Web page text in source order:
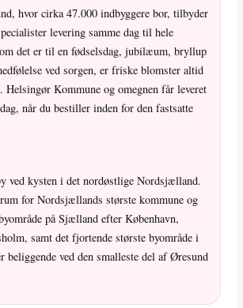
hvor cirka 47.000 indbyggere bor, tilbyder
levering samme dag til hele
det er til en fødselsdag, jubilæum, bryllup
ved sorgen, er friske blomster altid
Helsingør Kommune og omegnen får leveret
når du bestiller inden for den fastsatte
ved kysten i det nordøstlige Nordsjælland.
for Nordsjællands største kommune og
på Sjælland efter København,
samt det fjortende største byområde i
beliggende ved den smalleste del af Øresund